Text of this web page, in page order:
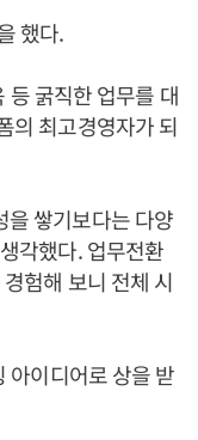
했다.
등 굵직한 업무를 대
의 최고경영자가 되
을 쌓기보다는 다양
각했다. 업무전환
험해 보니 전체 시
아이디어로 상을 받